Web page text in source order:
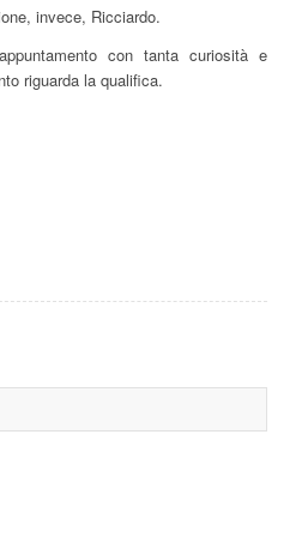
invece, Ricciardo.
con tanta curiosità e
riguarda la qualifica.